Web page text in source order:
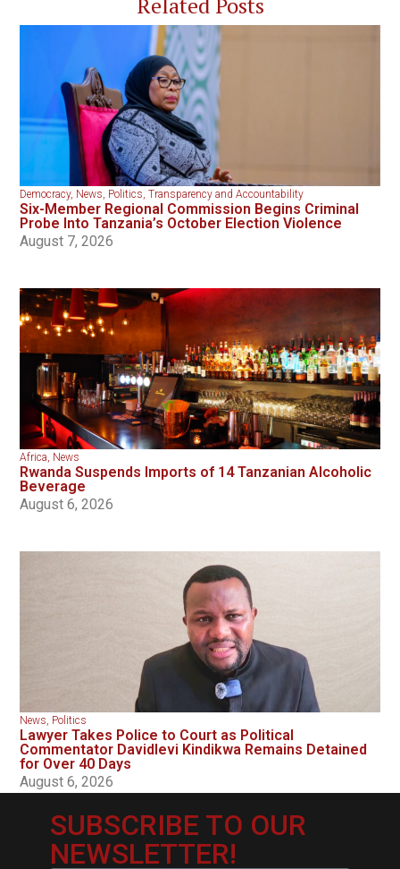
Democracy, News, Politics,Transparency and Accountability
Six-Member Regional Commission Begins Criminal
Probe Into Tanzania’s October Election Violence
August 7, 2026
Africa, News
Rwanda Suspends Imports of 14 Tanzanian Alcoholic
Beverage
August 6, 2026
News, Politics
Lawyer Takes Police to Court as Political
Commentator Davidlevi Kindikwa Remains Detained
for Over 40 Days
August 6, 2026
SUBSCRIBE TO OUR
NEWSLETTER!